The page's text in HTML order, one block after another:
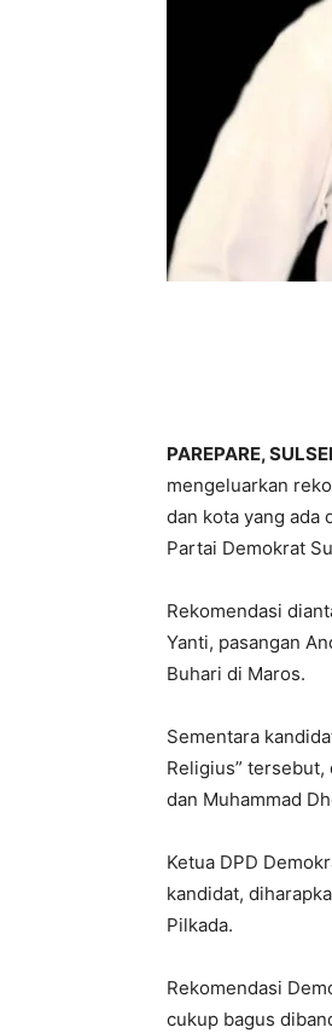
PAREPARE,
mengeluarkan
dan kota yang ada
Partai Demokrat
Rekomendasi
Yanti, pasangan
Buhari di Maros.
Sementara
Religius” tersebut,
dan Muhammad
Ketua DPD
kandidat,
Pilkada.
Rekomendasi
cukup bagus